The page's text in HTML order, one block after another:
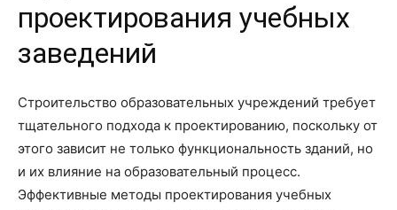
проектирования учебных
заведений
Строительство образовательных учреждений требует
тщательного подхода к проектированию, поскольку от
этого зависит не только функциональность зданий, но
и их влияние на образовательный процесс.
Эффективные методы проектирования учебных